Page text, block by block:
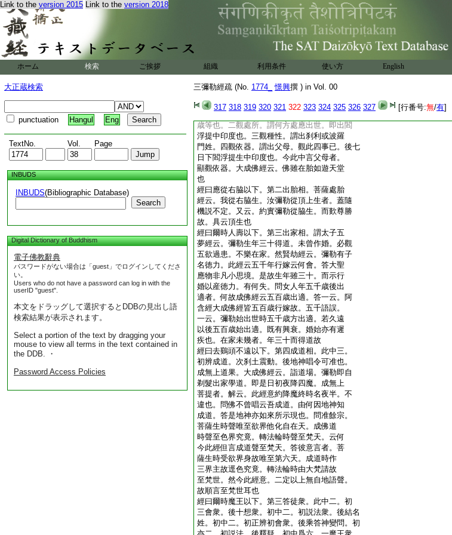
Link to the version 2015 Link to the version 2018
ホーム 検索 ご挨拶 組織 利用条件 使い方 English
大正蔵検索
punctuation Hangul Eng
TextNo. Vol. Page
INBUDS
INBUDS(Bibliographic Database)
Search
Digital Dictionary of Buddhism
電子佛教辭典
パスワードがない場合は「guest」でログインしてくださ
い。
Users who do not have a password can log in with the
userID "guest".
本文をドラッグして選択するとDDBの見出し語
検索結果が表示されます。
Select a portion of the text by dragging your
mouse to view all terms in the text contained in
the DDB. ・
Password Access Policies
三彌勒經疏 (No. 1774_ 憬興撰 ) in Vol. 00
317 318 319 320 321 322 323 324 325 326 327 [行番号:無/有]
人八十四態。此經云八四者誤也。太子五夢
經云。菩薩在樹下時。魔王欲試。遣天女三人。
三人往詣佛。佛爲説人穢病八十四態。如畫
瓶盛糞。爾時女人等慚愧皆變成老母
經曰爾時彌勒菩薩以下。第二答佛問。謂辨
彌勒成佛時。正報身也。汎論諸佛皆有八相。
一上天。二入胎。三住胎。四出胎。五出家。六
成道。七説法。八滅度。今此經中有四。一入
胎。二出胎。三出家。四成道。是初也。准諸經
論。菩薩住天將下生時。先觀四事。一觀時分。
歳等也。二觀處所。謂何方處應出世。即出閻
浮提中印度也。三觀種性。謂出刹利或波羅
門姓。四觀依器。謂出父母。觀此四事已。後七
日下閻浮提生中印度也。今此中言父母者。
顯觀依器。大成佛經云。佛雖在胎如遊天堂
也
經曰應從右脇以下。第二出胎相。菩薩處胎
經云。我從右脇生。汝彌勒從頂上生者。蓋隨
機説不定。又云。約實彌勒從脇生。而歎尊勝
故。具云頂生也
經曰爾時人壽以下。第三出家相。謂太子五
夢經云。彌勒生年三十得道。未曾作婚。必觀
五欲過患。不樂在家。然賢劫經云。彌勒有子
名徳力。此經云五千年行嫁云何會。答大聖
應物非凡小思境。是故生年雖三十。而示行
婚以産徳力。有何失。問女人年五千歳後出
適者。何故成佛經云五百歳出適。答一云。阿
含經大成佛經皆五百歳行嫁故。五千語誤。
一云。彌勒始出世時五千歳方出適。若久遠
以後五百歳始出適。既有興衰。婚始亦有遲
疾也。在家未幾者。年三十而得道故
經曰去鷄頭不遠以下。第四成道相。此中三。
初辨成道。次刹土震動。後地神唱令可准也。
成無上道果。大成佛經云。詣道場。彌勒即自
剃髮出家學道。即是日初夜降四魔。成無上
菩提者。解云。此經意約降魔終時名夜半。不
違也。問佛不曾唱云吾成道。由何因地神知
成道。答是地神亦如來所示現也。問准餘宗。
菩薩生時聲唯至欲界他化自在天。成佛道
時聲至色界究竟。轉法輪時聲至梵天。云何
今此經但言成道聲至梵天。答彼意言者。菩
薩生時受欲界身故唯至第六天。成道時作
三界主故逕色究竟。轉法輪時由大梵請故
至梵世。然今此經意。二定以上無自地語聲。
故順言至梵世耳也
經曰爾時魔王以下。第三答徒衆。此中二。初
三會衆。後十想衆。初中二。初説法衆。後結名
姓。初中二。初正辨初會衆。後乘答神變問。初